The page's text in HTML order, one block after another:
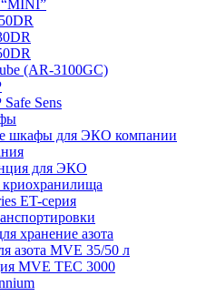
(AR-3100GC)
Sens
шкафы для ЭКО компании
для ЭКО
ET-серия
хранение азота
азота MVE 35/50 л
MVE TEC 3000